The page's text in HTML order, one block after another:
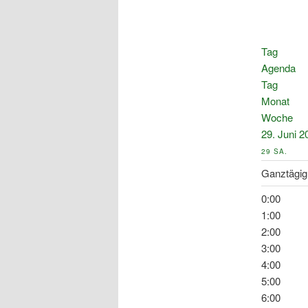
Tag
Agenda
Tag
Monat
Woche
29. Juni
29 SA.
Ganztägig
0:00
1:00
2:00
3:00
4:00
5:00
6:00